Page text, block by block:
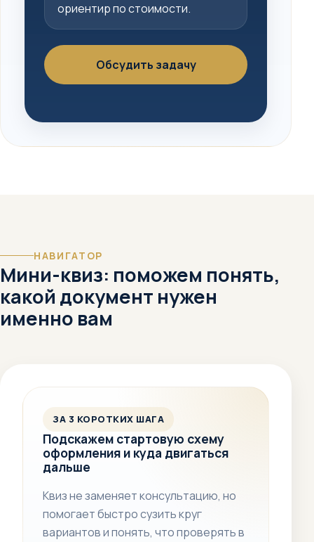
ориентир по стоимости.
Обсудить задачу
НАВИГАТОР
Мини-квиз: поможем понять,
какой документ нужен
именно вам
ЗА 3 КОРОТКИХ ШАГА
Подскажем стартовую схему
оформления и куда двигаться
дальше
Квиз не заменяет консультацию, но
помогает быстро сузить круг
вариантов и понять, что проверять в